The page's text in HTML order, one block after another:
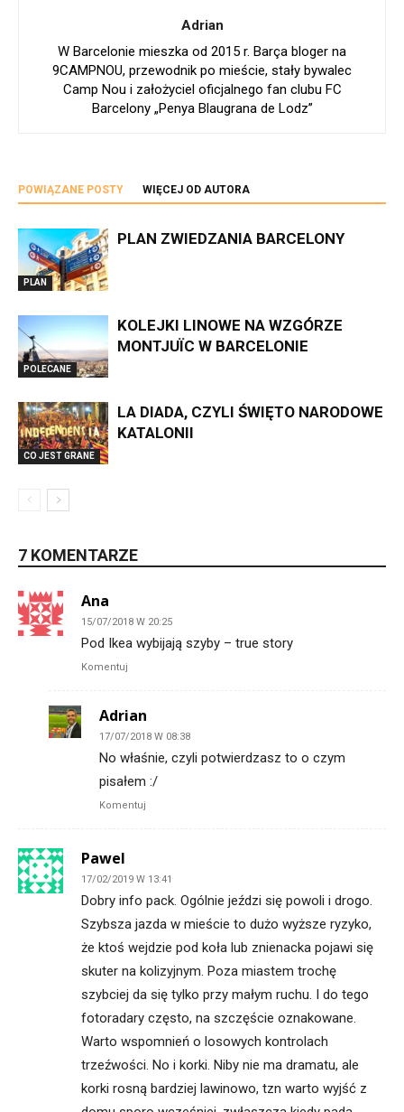
Adrian
W Barcelonie mieszka od 2015 r. Barça bloger na
9CAMPNOU, przewodnik po mieście, stały bywalec
Camp Nou i założyciel oficjalnego fan clubu FC
Barcelony „Penya Blaugrana de Lodz”
POWIĄZANE POSTY WIĘCEJ OD AUTORA
PLAN
PLAN ZWIEDZANIA BARCELONY
POLECANE
KOLEJKI LINOWE NA WZGÓRZE
MONTJUÏC W BARCELONIE
CO JEST GRANE
LA DIADA, CZYLI ŚWIĘTO NARODOWE
KATALONII
7 KOMENTARZE
Ana
15/07/2018 W 20:25
Pod Ikea wybijają szyby – true story
Komentuj
Adrian
17/07/2018 W 08:38
No właśnie, czyli potwierdzasz to o czym
pisałem :/
Komentuj
Pawel
17/02/2019 W 13:41
Dobry info pack. Ogólnie jeździ się powoli i drogo.
Szybsza jazda w mieście to dużo wyższe ryzyko,
że ktoś wejdzie pod koła lub znienacka pojawi się
skuter na kolizyjnym. Poza miastem trochę
szybciej da się tylko przy małym ruchu. I do tego
fotoradary często, na szczęście oznakowane.
Warto wspomnień o losowych kontrolach
trzeźwości. No i korki. Niby nie ma dramatu, ale
korki rosną bardziej lawinowo, tzn warto wyjść z